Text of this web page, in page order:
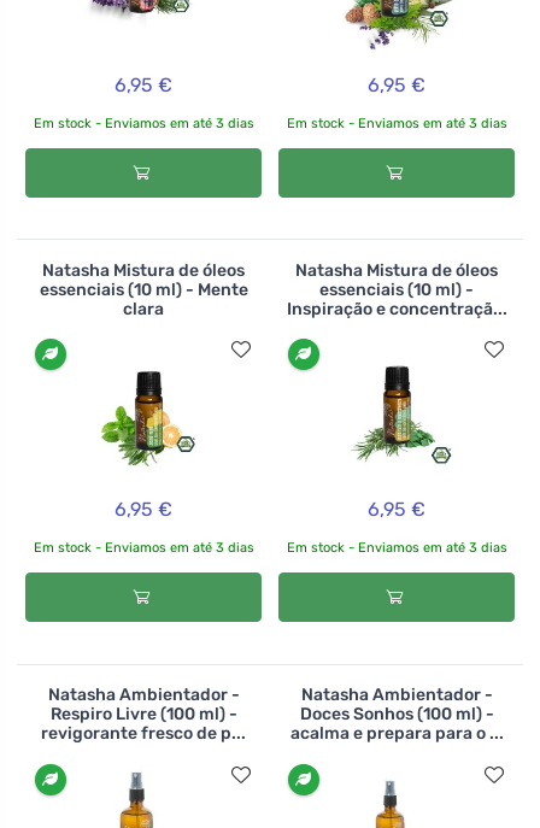
6,95 €
Em stock - Enviamos em até 3 dias
6,95 €
Em stock - Enviamos em até 3 dias
Natasha Mistura de óleos
essenciais (10 ml) - Mente
clara
6,95 €
Em stock - Enviamos em até 3 dias
Natasha Mistura de óleos
essenciais (10 ml) -
Inspiração e concentraçã...
6,95 €
Em stock - Enviamos em até 3 dias
Natasha Ambientador -
Respiro Livre (100 ml) -
revigorante fresco de p...
Natasha Ambientador -
Doces Sonhos (100 ml) -
acalma e prepara para o ...